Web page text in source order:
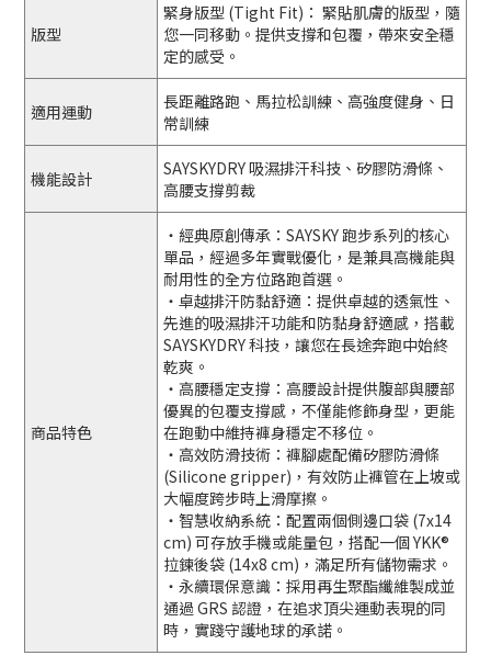
版型
緊身版型 (Tight Fit)： 緊貼肌膚的版型，隨
您一同移動。提供支撐和包覆，帶來安全穩
定的感受。
適用運動
長距離路跑、馬拉松訓練、高強度健身、日
常訓練
機能設計
SAYSKYDRY 吸濕排汗科技、矽膠防滑條、
高腰支撐剪裁
商品特色
・經典原創傳承：SAYSKY 跑步系列的核心
單品，經過多年實戰優化，是兼具高機能與
耐用性的全方位路跑首選。
・卓越排汗防黏舒適：提供卓越的透氣性、
先進的吸濕排汗功能和防黏身舒適感，搭載
SAYSKYDRY 科技，讓您在長途奔跑中始終
乾爽。
・高腰穩定支撐：高腰設計提供腹部與腰部
優異的包覆支撐感，不僅能修飾身型，更能
在跑動中維持褲身穩定不移位。
・高效防滑技術：褲腳處配備矽膠防滑條
(Silicone gripper)，有效防止褲管在上坡或
大幅度跨步時上滑摩擦。
・智慧收納系統：配置兩個側邊口袋 (7x14
cm) 可存放手機或能量包，搭配一個 YKK®
拉鍊後袋 (14x8 cm)，滿足所有儲物需求。
・永續環保意識：採用再生聚酯纖維製成並
通過 GRS 認證，在追求頂尖運動表現的同
時，實踐守護地球的承諾。